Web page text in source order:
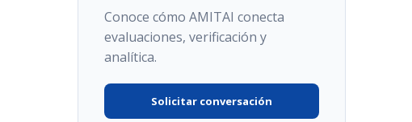
Conoce cómo AMITAI conecta
evaluaciones, verificación y
analítica.
Solicitar conversación